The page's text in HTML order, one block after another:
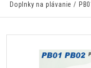
Doplnky na plávanie